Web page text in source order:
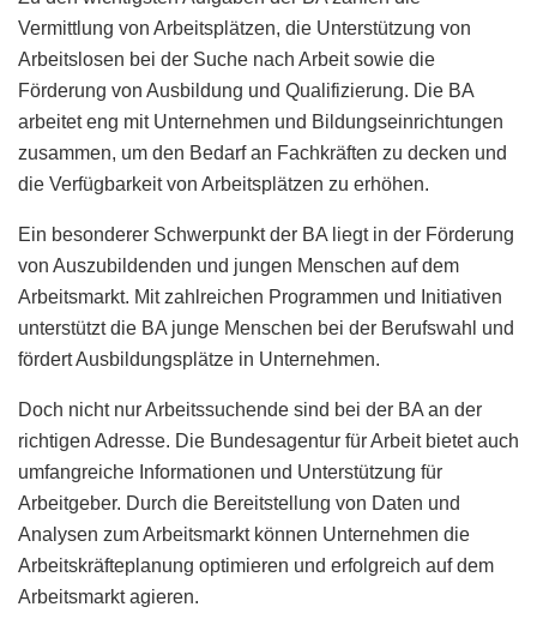
Vermittlung von Arbeitsplätzen, die Unterstützung von
Arbeitslosen bei der Suche nach Arbeit sowie die
Förderung von Ausbildung und Qualifizierung. Die BA
arbeitet eng mit Unternehmen und Bildungseinrichtungen
zusammen, um den Bedarf an Fachkräften zu decken und
die Verfügbarkeit von Arbeitsplätzen zu erhöhen.
Ein besonderer Schwerpunkt der BA liegt in der Förderung
von Auszubildenden und jungen Menschen auf dem
Arbeitsmarkt. Mit zahlreichen Programmen und Initiativen
unterstützt die BA junge Menschen bei der Berufswahl und
fördert Ausbildungsplätze in Unternehmen.
Doch nicht nur Arbeitssuchende sind bei der BA an der
richtigen Adresse. Die Bundesagentur für Arbeit bietet auch
umfangreiche Informationen und Unterstützung für
Arbeitgeber. Durch die Bereitstellung von Daten und
Analysen zum Arbeitsmarkt können Unternehmen die
Arbeitskräfteplanung optimieren und erfolgreich auf dem
Arbeitsmarkt agieren.